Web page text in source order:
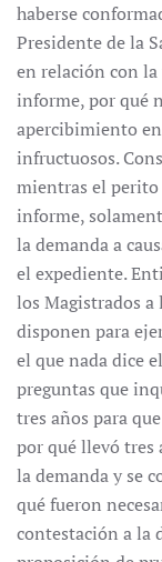
haberse
Presidente de la
en relación con
informe, por qué
apercibimiento
infructuosos.
mientras el perito
informe,
la demanda a
el expediente.
los Magistrados
disponen para
el que nada dice
preguntas que
tres años para
por qué llevó tres
la demanda y se
qué fueron
contestación a la